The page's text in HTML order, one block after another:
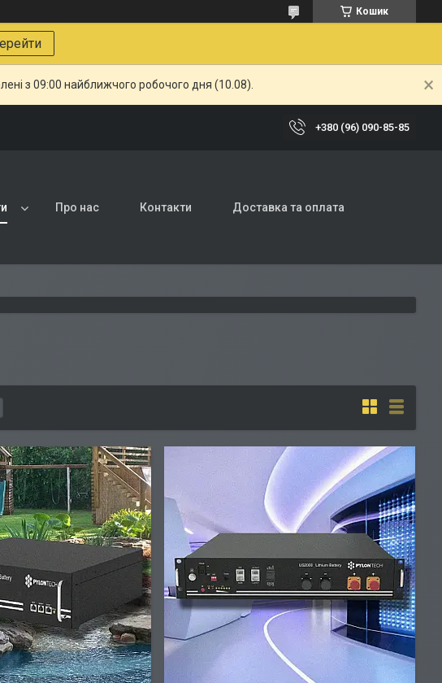
Кошик
з 09:00 найближчого робочого дня (10.08).
+380 (96) 090-85-85
Про нас Контакти Доставка та оплата